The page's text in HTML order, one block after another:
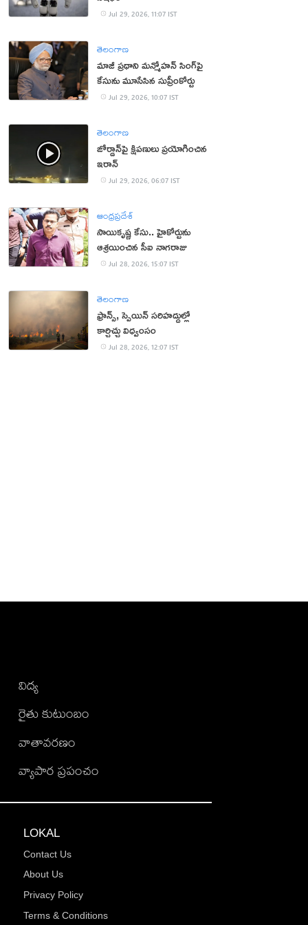
Jul 29, 2026, 11:07 IST
తెలంగాణ
మాజీ ప్రధాని మన్మోహన్ సింగ్‌పై
కేసును మూసేసిన సుప్రీంకోర్టు
Jul 29, 2026, 10:07 IST
తెలంగాణ
జోర్డాన్‌పై క్షిపణులు ప్రయోగించిన
ఇరాన్‌
Jul 29, 2026, 06:07 IST
ఆంధ్రప్రదేశ్
సాయికృష్ణ కేసు.. హైకోర్టును
ఆశ్రయించిన సీఐ నాగరాజు
Jul 28, 2026, 15:07 IST
తెలంగాణ
ఫ్రాన్స్, స్పెయిన్ స‌రిహ‌ద్దుల్లో
కార్చిచ్చు విధ్వంసం
Jul 28, 2026, 12:07 IST
విద్య
రైతు కుటుంబం
వాతావరణం
వ్యాపార ప్రపంచం
LOKAL
Contact Us
About Us
Privacy Policy
Terms & Conditions